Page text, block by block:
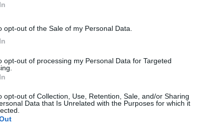
opt-out of the Sale of my Personal Data.
opt-out of processing my Personal Data for Targeted
opt-out of Collection, Use, Retention, Sale, and/or Sharing
Data that Is Unrelated with the Purposes for which it
e con la coscienza assolutamente a posto
su Instagram!
/ Data:Gio 04 giugno 2026 alle 23:45